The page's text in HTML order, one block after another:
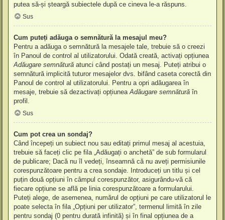
putea să-și șteargă subiectele după ce cineva le-a răspuns.
Sus
Cum puteți adăuga o semnătură la mesajul meu?
Pentru a adăuga o semnătură la mesajele tale, trebuie să o creezi
în Panoul de control al utilizatorului. Odată creată, activați opțiunea
Adăugare semnătură atunci când postați un mesaj. Puteți atribui o
semnătură implicită tuturor mesajelor dvs. bifând caseta corectă din
Panoul de control al utilizatorului. Pentru a opri adăugarea în
mesaje, trebuie să dezactivați opțiunea Adăugare semnătură în
profil.
Sus
Cum pot crea un sondaj?
Când începeți un subiect nou sau editați primul mesaj al acestuia,
trebuie să faceți clic pe fila „Adăugați o anchetă” de sub formularul
de publicare; Dacă nu îl vedeți, înseamnă că nu aveți permisiunile
corespunzătoare pentru a crea sondaje. Introduceți un titlu și cel
puțin două opțiuni în câmpul corespunzător, asigurându-vă că
fiecare opțiune se află pe linia corespunzătoare a formularului.
Puteți alege, de asemenea, numărul de opțiuni pe care utilizatorul le
poate selecta în fila „Opțiuni per utilizator”, termenul limită în zile
pentru sondaj (0 pentru durată infinită) și în final opțiunea de a